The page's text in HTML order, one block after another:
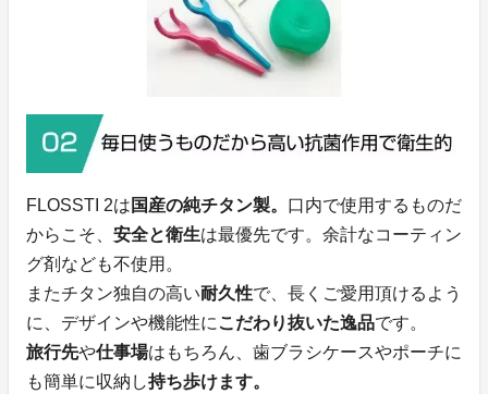
FLOSSTI 2は 国産の純チタン製。 口内で使用するものだ
からこそ、 安全と衛生は最優先です。余計なコーティン
グ剤なども不使用。
またチタン独自の高い耐久性で、長くご愛用頂けるよう
に、デザインや機能性に こだわり抜いた逸品です。
旅行先や仕事場はもちろん、歯ブラシケースやポーチに
も簡単に収納し持ち歩けます。